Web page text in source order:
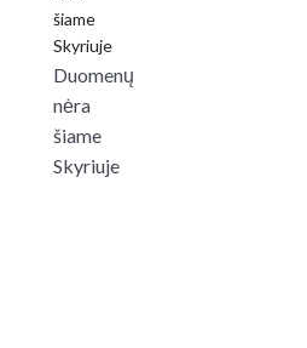
Duomenų
nėra
šiame
Skyriuje